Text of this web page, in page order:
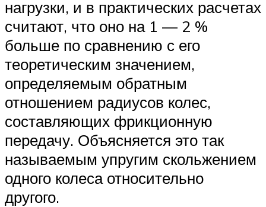
нагрузки, и в практических расчетах
считают, что оно на 1 — 2 %
больше по сравнению с его
теоретическим значением,
определяемым обратным
отношением радиусов колес,
составляющих фрикционную
передачу. Объясняется это так
называемым упругим скольжением
одного колеса относительно
другого.